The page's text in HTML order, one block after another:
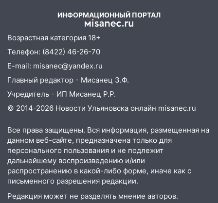
Какая погоды будет днем 8
06:45 Императорский мост в
Ульяновске останется закрытым до
утра 10 августа
05:18 Судьба готовит сюрприз: гороскоп
на 8 августа — кому повезет с
деньгами, а кого ждет неожиданная
встреча
04:47 В Ульяновской области объявили
ракетную опасность: звучат сирены
07.08.2026
20:40 Ульяновские аграрии смогут
купить тракторы с отсрочкой платежа
до декабря
ИНФОРМАЦИОННЫЙ ПОРТАЛ
Возрастная категория 18+
Телефон: (8422) 46-26-70
E-mail: misanec@yandex.ru
Главный редактор - Мисанец З.Ф.
Учредитель - ИП Мисанец Р.Р.
© 2014-2026 Новости Ульяновска онлайн misanec.ru
Все права защищены. Вся информация, размещенная на
данном веб-сайте, предназначена только для
персонального пользования и не подлежит
дальнейшему воспроизведению и/или
распространению в какой-либо форме, иначе как с
письменного разрешения редакции.
Редакция может не разделять мнение авторов.